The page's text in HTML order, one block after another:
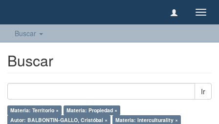
Buscar
Buscar
Ir
Materia: Territorio ×
Materia: Propiedad ×
Autor: BALBONTIN-GALLO, Cristóbal ×
Materia: Interculturality ×